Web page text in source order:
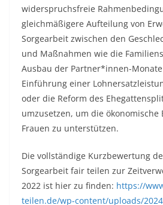
widerspruchsfreie
gleichmäßigere Aufteilung von
Sorgearbeit zwischen den
und Maßnahmen wie die
Ausbau der Partner*innen-
Einführung einer
oder die Reform des
umzusetzen, um die ökonomische
Frauen zu unterstützen.
Die vollständige Kurzbewertung
Sorgearbeit fair teilen zur
2022 ist hier zu finden: https://
teilen.de/wp-content/uploads/